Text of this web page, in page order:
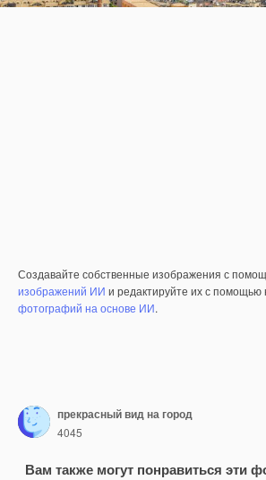
Создавайте собственные изображения с
изображений ИИ и редактируйте их с помощью
фотографий на основе ИИ.
прекрасный вид на город
4045
Вам также могут понравиться эти